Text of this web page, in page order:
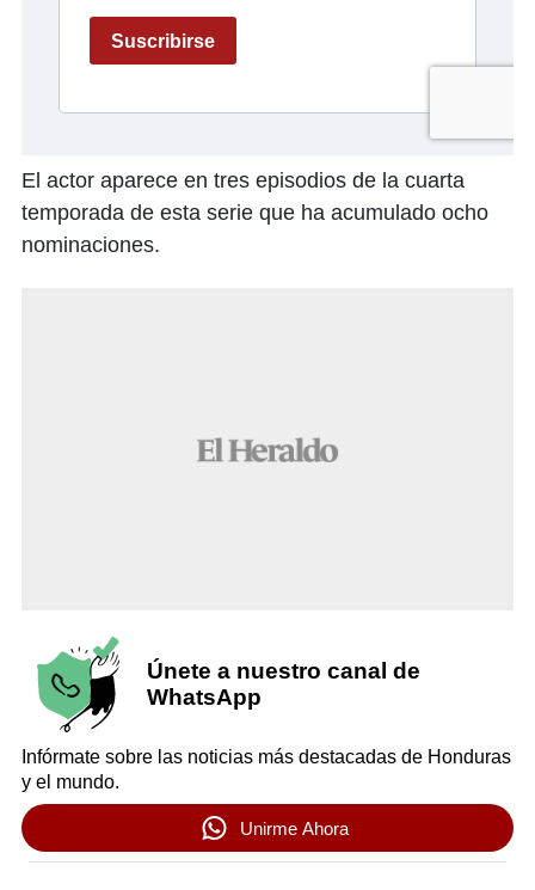
El actor aparece en tres episodios de la cuarta
temporada de esta serie que ha acumulado ocho
nominaciones.
Únete a nuestro canal de
WhatsApp
Infórmate sobre las noticias más destacadas de Honduras
y el mundo.
Unirme Ahora